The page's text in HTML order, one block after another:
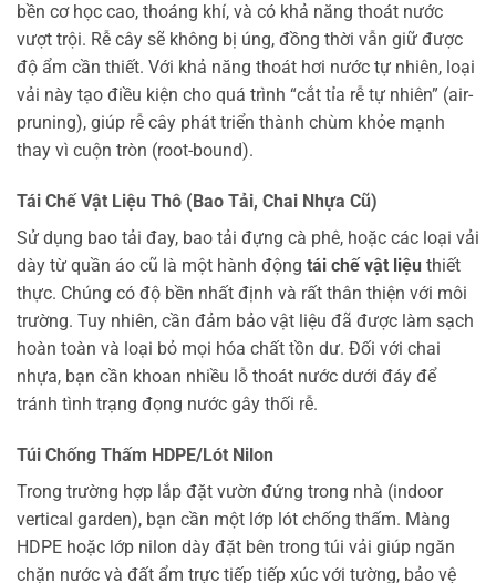
bền cơ học cao, thoáng khí, và có khả năng thoát nước
vượt trội. Rễ cây sẽ không bị úng, đồng thời vẫn giữ được
độ ẩm cần thiết. Với khả năng thoát hơi nước tự nhiên, loại
vải này tạo điều kiện cho quá trình “cắt tỉa rễ tự nhiên” (air-
pruning), giúp rễ cây phát triển thành chùm khỏe mạnh
thay vì cuộn tròn (root-bound).
Tái Chế Vật Liệu Thô (Bao Tải, Chai Nhựa Cũ)
Sử dụng bao tải đay, bao tải đựng cà phê, hoặc các loại vải
dày từ quần áo cũ là một hành động tái chế vật liệu thiết
thực. Chúng có độ bền nhất định và rất thân thiện với môi
trường. Tuy nhiên, cần đảm bảo vật liệu đã được làm sạch
hoàn toàn và loại bỏ mọi hóa chất tồn dư. Đối với chai
nhựa, bạn cần khoan nhiều lỗ thoát nước dưới đáy để
tránh tình trạng đọng nước gây thối rễ.
Túi Chống Thấm HDPE/Lót Nilon
Trong trường hợp lắp đặt vườn đứng trong nhà (indoor
vertical garden), bạn cần một lớp lót chống thấm. Màng
HDPE hoặc lớp nilon dày đặt bên trong túi vải giúp ngăn
chặn nước và đất ẩm trực tiếp tiếp xúc với tường, bảo vệ